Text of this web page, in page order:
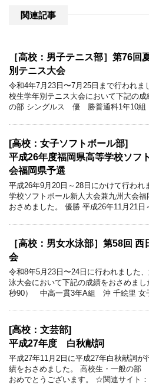
関連記事
［高校：男子テニス部］第76回
別テニス大会
令和4年7月23日〜7月25日まで行われ
校生学年別テニス大会において下記の
の部 シングルス 優 勝普通科1年10組
[高校：女子ソフトボール部]
平成26年度福岡県高等学校ソフ
会福岡県予選
平成26年9月20日～28日にかけて行わ
学校ソフトボール新人大会兼九州大会
おさめました。 優勝 平成26年11月21日
［高校：男女水泳部］第58回
会
令和8年5月23日〜24日に行われました
泳大会において下記の成績をおさめま
秒90） 中高一貫3年A組 沖 千絵里 女
[高校：文芸部]
平成27年度 白秋献詞
平成27年11月2日に平成27年白秋献詞
績をおさめました。 高校生・一般の
おめでとうございます。 ☆関連サイト